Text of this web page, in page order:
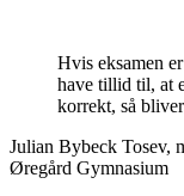
Hvis eksamen
have tillid til, at
korrekt, så
Julian Bybeck Tosev,
Øregård Gymnasium